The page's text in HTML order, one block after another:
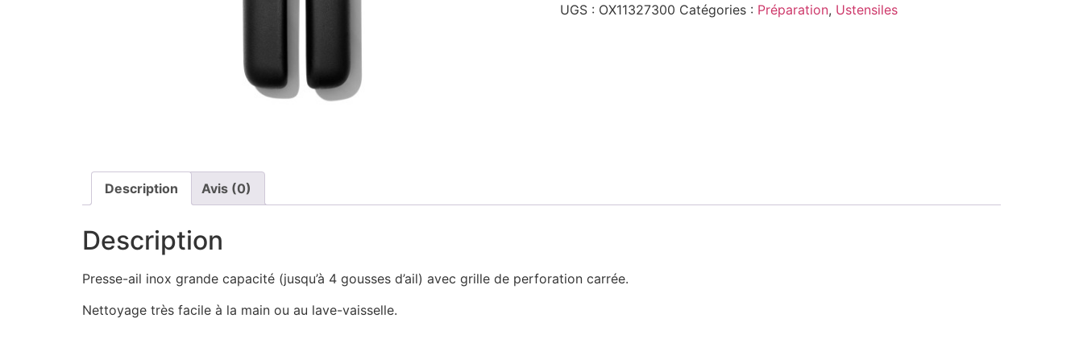
UGS : OX11327300 Catégories : Préparation, Ustensiles
Description Avis (0)
Description
Presse-ail inox grande capacité (jusqu’à 4 gousses d’ail) avec grille de perforation carrée.
Nettoyage très facile à la main ou au lave-vaisselle.